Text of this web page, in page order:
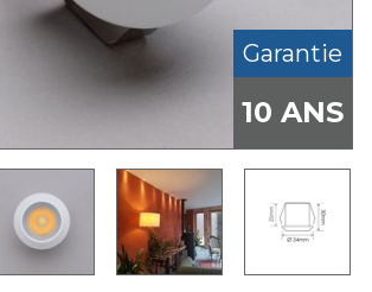
Garantie
10 ANS